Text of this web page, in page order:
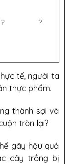
? ?
tế, người ta
thực phẩm.
thành sợi và
tròn lại?
gây hậu quả
cây trồng bị